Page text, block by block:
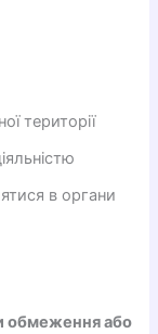
території
в органи
обмеження або